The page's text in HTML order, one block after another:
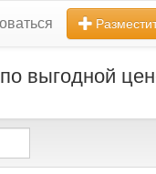
выгодной